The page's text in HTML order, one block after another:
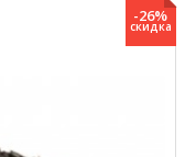
-26%
скидка